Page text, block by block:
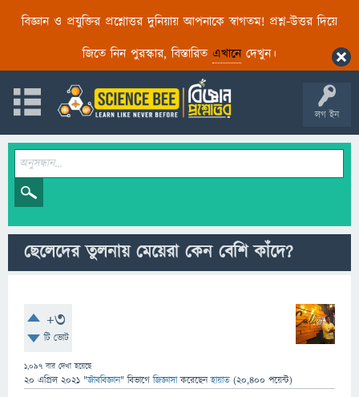
বিজ্ঞান ও প্রযুক্তির প্রশ্নোত্তর দুনিয়ায় আপনাকে স্বাগতম! প্রশ্ন-উত্তর দিয়ে
জিতে নিন পুরস্কার, বিস্তারিত এখানেদেখুন।
লগ ইন
ছেলেদের তুলনায় মেয়েরা কেন বেশি কাঁদে?
+3
টি ভোট
1,097 বার দেখা হয়েছে
20 এপ্রিল 2021 "জীববিজ্ঞান" বিভাগে জিজ্ঞাসাকরেছেনহায়াত (20,400 পয়েন্ট)